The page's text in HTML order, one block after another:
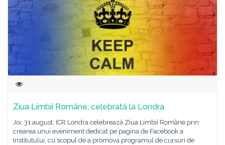
Ziua Limbii Române, celebrată la Londra
Joi, 31 august, ICR Londra celebrează Ziua Limbii Române prin
crearea unui eveniment dedicat pe pagina de Facebook a
Institutului, cu scopul de a promova programul de cursuri de